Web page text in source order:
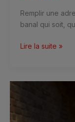
Remplir une
banal qui soit,
Lire la suite »